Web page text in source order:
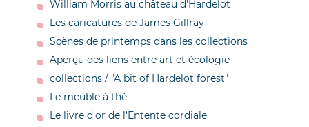
William Morris au château d'Hardelot
Les caricatures de James Gillray
Scènes de printemps dans les collections
Aperçu des liens entre art et écologie
collections / "A bit of Hardelot forest"
Le meuble à thé
Le livre d'or de l'Entente cordiale